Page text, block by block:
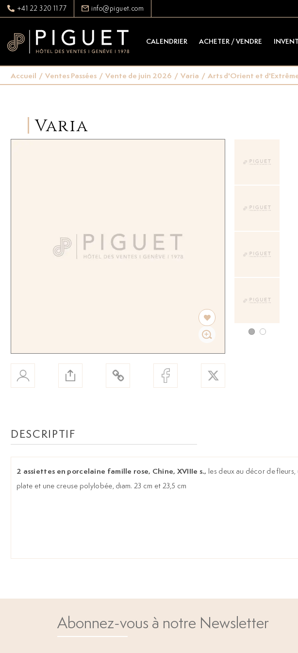
+41 22 320 11 77 info@piguet.com
CALENDRIER ACHETER / VENDRE
Accueil / Ventes Passées / Vente de juin 2026 / Varia / Arts d'Orient et
Varia
DESCRIPTIF
2 assiettes en porcelaine famille rose, Chine, XVIIIe s., les deux au décor de fleurs,
plate et une creuse polylobée, diam. 23 cm et 23,5 cm
Abonnez-vous à notre Newsletter